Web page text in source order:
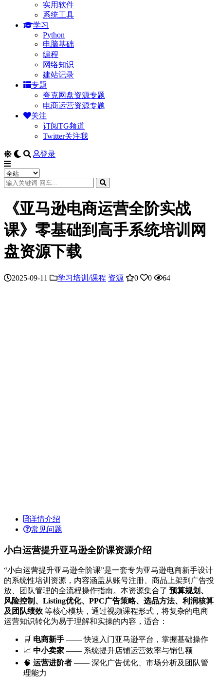
实用软件
系统工具
学习
Python
电脑基础
编程
网络知识
建站记录
专题
夸克网盘资源专题
电商运营资源专题
关注
订阅TG频道
Twitter关注我
登录
《亚马逊电商运营全阶实战
课》零基础到高手系统培训网
盘资源下载
2025-09-11 学习培训/课程 资源 0 0 64
详情介绍
常见问题
小白运营提升亚马逊全阶课资源介绍
“小白运营提升亚马逊全阶课”是一套专为亚马逊电商新手设计
的系统性培训资源，内容涵盖从账号注册、商品上架到广告投
放、团队管理的全流程操作指南。本资源集合了 预算规划、
风险控制、Listing优化、PPC广告策略、选品方法、利润核算
及团队绩效 等核心模块，通过视频课程形式，将复杂的电商
运营知识转化为易于理解和实操的内容，适合：
🛒 电商新手 —— 快速入门亚马逊平台，掌握基础操作
📈 中小卖家 —— 系统提升店铺运营效率与销售额
🧠 运营进阶者 —— 深化广告优化、市场分析及团队管
理能力